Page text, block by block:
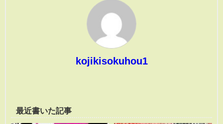
kojikisokuhou1
最近書いた記事